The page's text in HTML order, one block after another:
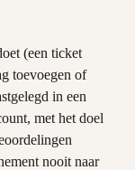
(een ticket
toevoegen of
in een
met het doel
nooit naar